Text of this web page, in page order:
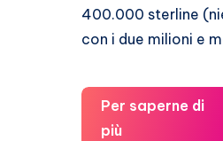
400.000 sterline
con i due milioni e
Per saperne di
piùBriatore-